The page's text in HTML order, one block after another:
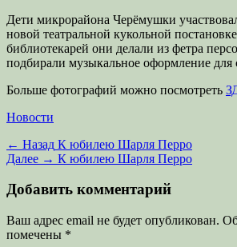
Дети микрорайона Черёмушки
новой театральной кукольной
библиотекарей они делали из фетра
подбирали музыкальное оформление для
Больше фотографий можно посмотреть
Категории
Новости
Навигация
по
записям
← Назад Предыдущая
запись:
К юбилею Шарля Перро
Далее → Следующая
К юбилею Шарля Перро
Добавить комментарий
Ваш адрес email не будет опубликован.
помечены *